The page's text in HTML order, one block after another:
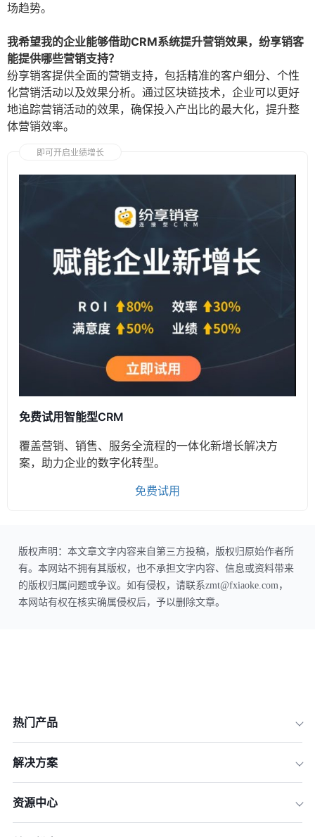
场趋势。
我希望我的企业能够借助CRM系统提升营销效果，纷享销客
能提供哪些营销支持？
纷享销客提供全面的营销支持，包括精准的客户细分、个性
化营销活动以及效果分析。通过区块链技术，企业可以更好
地追踪营销活动的效果，确保投入产出比的最大化，提升整
体营销效率。
即可开启业绩增长
免费试用智能型CRM
覆盖营销、销售、服务全流程的一体化新增长解决方
案，助力企业的数字化转型。
免费试用
版权声明：本文章文字内容来自第三方投稿，版权归原始作者所
有。本网站不拥有其版权，也不承担文字内容、信息或资料带来
的版权归属问题或争议。如有侵权，请联系zmt@fxiaoke.com，
本网站有权在核实确属侵权后，予以删除文章。
热门产品
解决方案
资源中心